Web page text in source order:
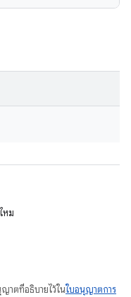
หม
าตที่อธิบายไว้ในใบอนุญาตการ